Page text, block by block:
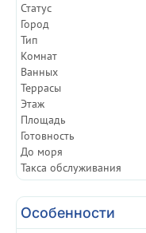
Статуc
Город
Тип
Комнат
Ванных
Террасы
Этаж
Площадь
Готовность
До моря
Такса обслуживания
Особенности